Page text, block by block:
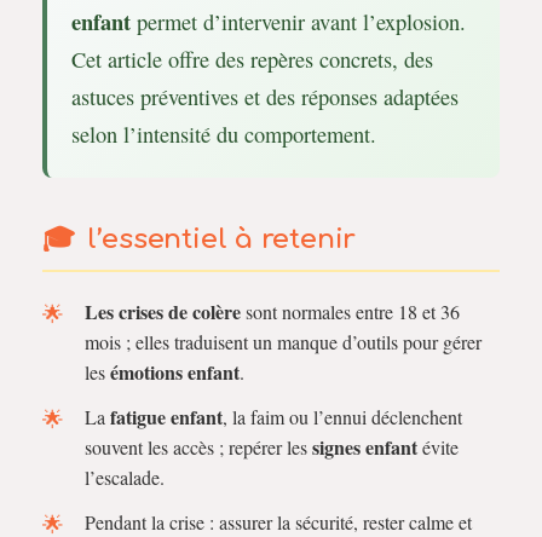
enfant permet d’intervenir avant l’explosion.
Cet article offre des repères concrets, des
astuces préventives et des réponses adaptées
selon l’intensité du comportement.
l’essentiel à retenir
Les crises de colèresont normales entre 18 et 36
mois ; elles traduisent un manque d’outils pour gérer
lesémotions enfant.
La fatigue enfant, la faim ou l’ennui déclenchent
souvent les accès ; repérer lessignes enfantévite
l’escalade.
Pendant la crise : assurer la sécurité, rester calme et